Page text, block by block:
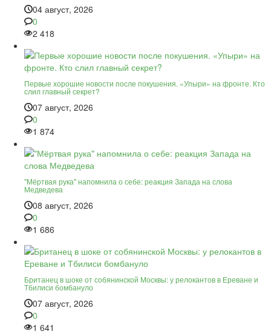
04 август, 2026
0
2 418
Первые хорошие новости после покушения. «Упыри» на фронте. Кто
слил главный секрет?
07 август, 2026
0
1 874
"Мёртвая рука" напомнила о себе: реакция Запада на слова
Медведева
08 август, 2026
0
1 686
Британец в шоке от собянинской Москвы: у релокантов в Ереване и
Тбилиси бомбануло
07 август, 2026
0
1 641